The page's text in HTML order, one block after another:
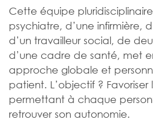
Cette équipe
psychiatre, d’une infirmière,
d’un travailleur social, de
d’une cadre de santé, met
approche globale et
patient. L’objectif ?
permettant à chaque
retrouver son autonomie.